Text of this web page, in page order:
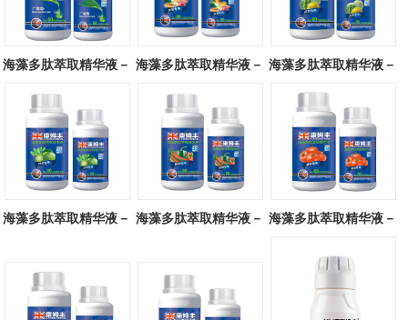
海藻多肽萃取精华液－
广谱型
海藻多肽萃取精华液－
块茎专用
海藻多肽萃取精华液－
瓜类专用
海藻多肽萃取精华液－ 海藻多肽萃取精华液－ 海藻多肽萃取精华液－